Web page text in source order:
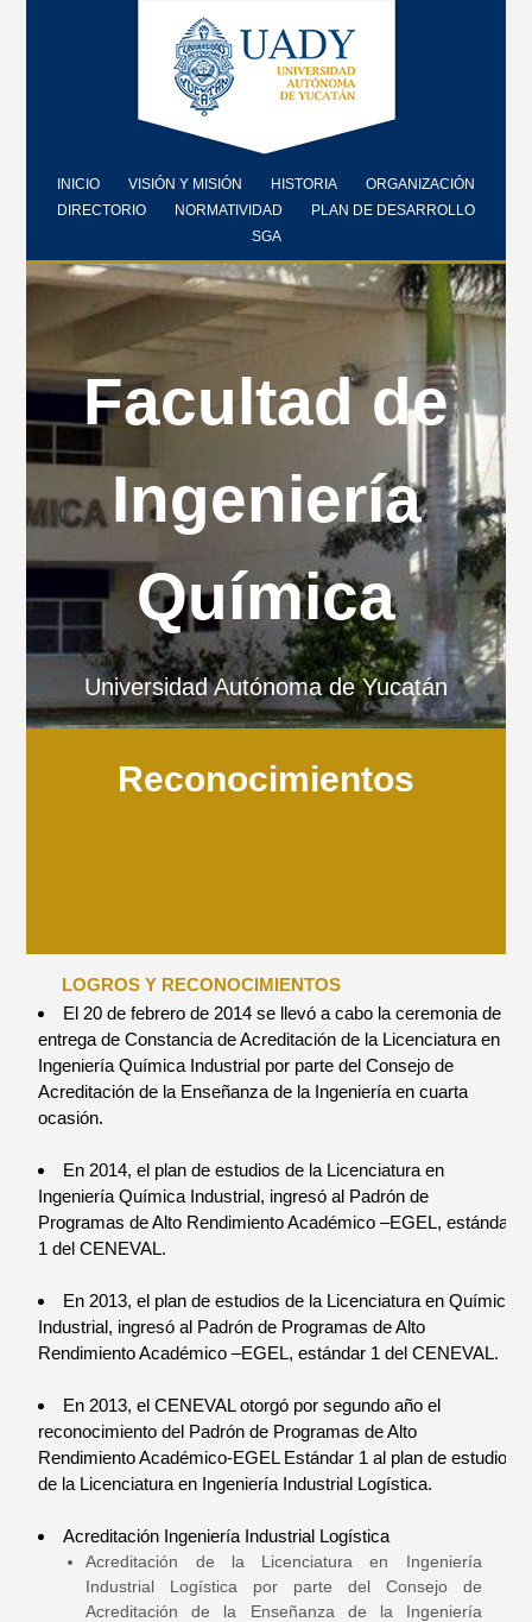
INICIO VISIÓN Y MISIÓN HISTORIA
ORGANIZACIÓN
DIRECTORIO
NORMATIVIDAD
PLAN DE DESARROLLO
SGA
Facultad de
Ingeniería
Química
Universidad Autónoma de Yucatán
Reconocimientos
LOGROS Y RECONOCIMIENTOS
El 20 de febrero de 2014 se llevó a cabo la ceremonia de
entrega de Constancia de Acreditación de la Licenciatura en
Ingeniería Química Industrial por parte del Consejo de
Acreditación de la Enseñanza de la Ingeniería en cuarta
ocasión.
En 2014, el plan de estudios de la Licenciatura en
Ingeniería Química Industrial, ingresó al Padrón de
Programas de Alto Rendimiento Académico –EGEL, estándar
1 del CENEVAL.
En 2013, el plan de estudios de la Licenciatura en Química
Industrial, ingresó al Padrón de Programas de Alto
Rendimiento Académico –EGEL, estándar 1 del CENEVAL.
En 2013, el CENEVAL otorgó por segundo año el
reconocimiento del Padrón de Programas de Alto
Rendimiento Académico-EGEL Estándar 1 al plan de estudios
de la Licenciatura en Ingeniería Industrial Logística.
Acreditación Ingeniería Industrial Logística
Acreditación de la Licenciatura en Ingeniería
Industrial Logística por parte del Consejo de
Acreditación de la Enseñanza de la Ingeniería